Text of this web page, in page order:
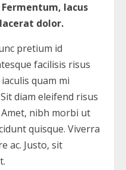
lacus
dolor.
pretium id
facilisis risus
quam mi
diam eleifend risus
nibh morbi ut
quisque. Viverra
ac. Justo, sit